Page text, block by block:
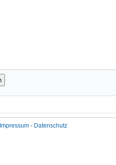
Impressum - Datenschutz